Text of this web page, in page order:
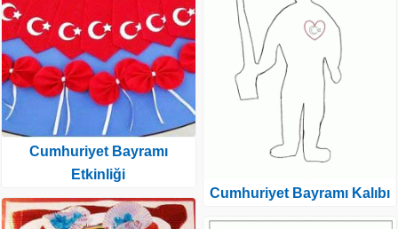
Cumhuriyet Bayramı
Etkinliği
Cumhuriyet Bayramı Kalıbı